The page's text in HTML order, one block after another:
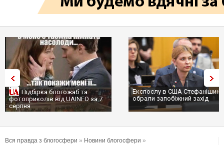
Підбірка блогожаб та
фотоприколів від UAINFO за 7
серпня
Експослу в США
обрали запобіжний захід
Вся правда з блогосфери » Новини блогосфери »